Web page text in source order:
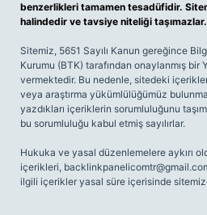
benzerlikleri tamamen tesadüfidir.
halindedir ve tavsiye niteliği taşımazlar.
Sitemiz, 5651 Sayılı Kanun gereğince
Kurumu (BTK) tarafından onaylanmış bir
vermektedir. Bu nedenle, sitedeki
veya araştırma yükümlülüğümüz
yazdıkları içeriklerin sorumluluğunu
bu sorumluluğu kabul etmiş sayılırlar.
Hukuka ve yasal düzenlemelere aykırı
içerikleri,
ilgili içerikler yasal süre içerisinde